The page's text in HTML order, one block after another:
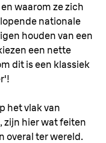
waarom ze zich
nationale
houden van een
een nette
dit is een klassiek
het vlak van
zijn hier wat feiten
overal ter wereld.